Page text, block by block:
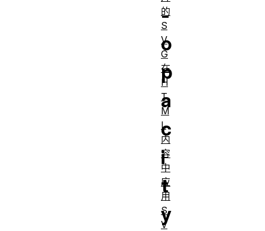
-
o
p
a
c
i
t
y
的
S
V
G
在
H
T
M
L
内
容
中
应
用
S
V